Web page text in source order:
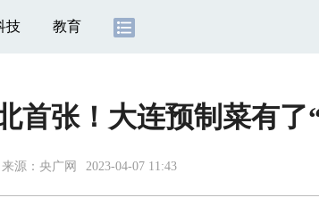
技 教育
首张！大连预制菜有了
来源： 央广网 2023-04-07 11:43